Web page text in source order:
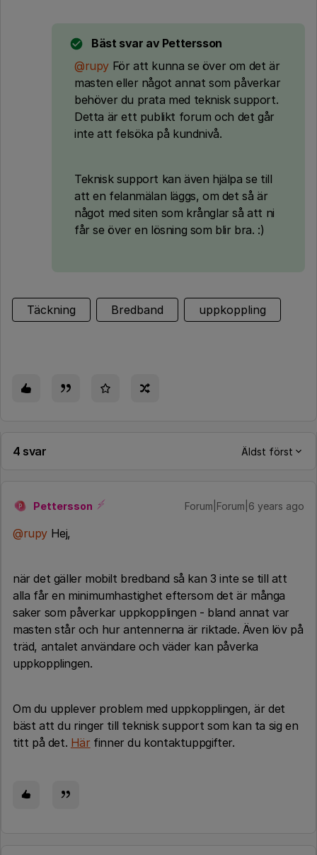
Bäst svar av Pettersson
@rupy För att kunna se över om det är
masten eller något annat som påverkar
behöver du prata med teknisk support.
Detta är ett publikt forum och det går
inte att felsöka på kundnivå.
Teknisk support kan även hjälpa se till
att en felanmälan läggs, om det så är
något med siten som krånglar så att ni
får se över en lösning som blir bra. :)
Täckning Bredband uppkoppling
4 svar Äldst först
P Pettersson Forum|Forum|6 years ago
@rupy Hej,
när det gäller mobilt bredband så kan 3 inte se till att
alla får en minimumhastighet eftersom det är många
saker som påverkar uppkopplingen - bland annat var
masten står och hur antennerna är riktade. Även löv på
träd, antalet användare och väder kan påverka
uppkopplingen.
Om du upplever problem med uppkopplingen, är det
bäst att du ringer till teknisk support som kan ta sig en
titt på det. Här finner du kontaktuppgifter.